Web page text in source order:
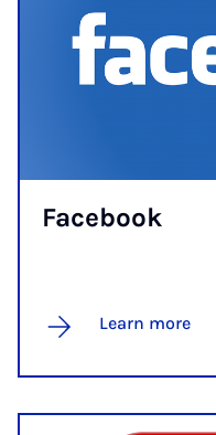
Face­book
Learn more